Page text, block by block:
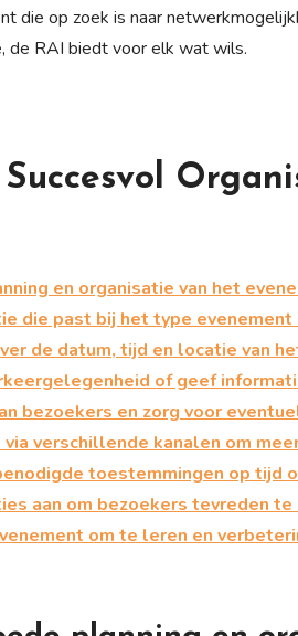
die op zoek is naar
de RAI biedt voor elk wat wils.
en organisatie van het
die past bij het type
de datum, tijd en locatie van
of geef
bezoekers en zorg voor
verschillende kanalen om
toestemmingen op tijd
aan om bezoekers tevreden
om te leren en